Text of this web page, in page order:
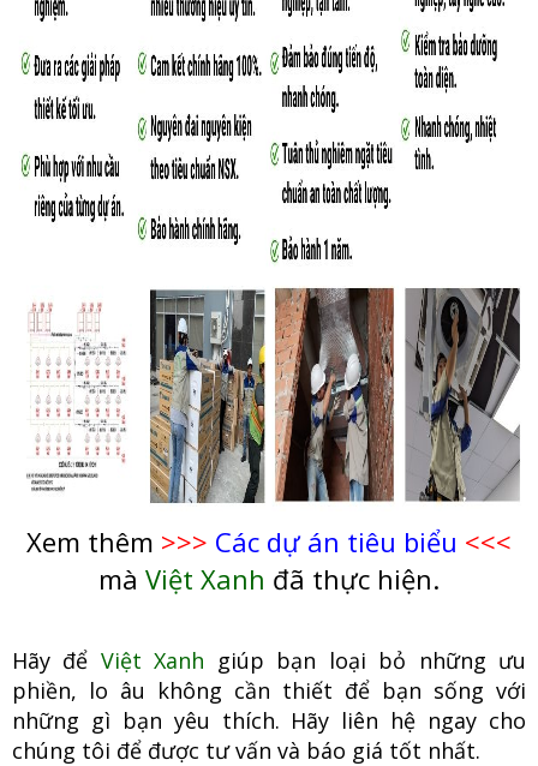
Xem thêm >>> Các dự án tiêu biểu <<<
mà Việt Xanh đã thực hiện.
Hãy để Việt Xanh giúp bạn loại bỏ những ưu
phiền, lo âu không cần thiết để bạn sống với
những gì bạn yêu thích. Hãy liên hệ ngay cho
chúng tôi để được tư vấn và báo giá tốt nhất.